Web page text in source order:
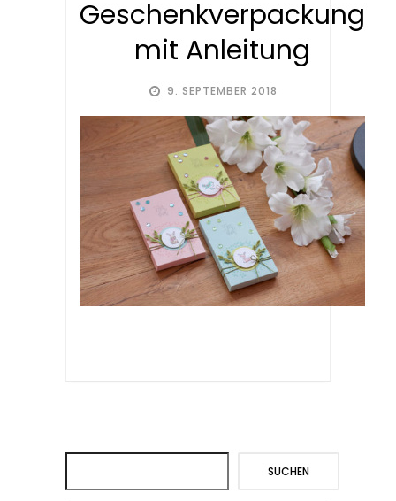
9. SEPTEMBER 2018
Geschenkverpackung
mit Anleitung
SUCHEN